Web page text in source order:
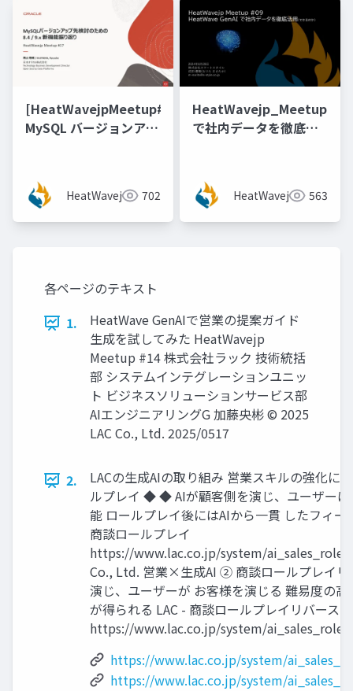
[HeatWavejpMeetup#17]
MySQL バージョンアッ
山 隆輔氏 (日本オラク
ル株式会社)]HeatWavejp 702
で社内データを徹底活
HeatWavejp 563
各ページのテキスト
1.
HeatWave GenAIで営業の提案ガイド
生成を試してみた HeatWavejp
Meetup #14 株式会社ラック 技術統括
部 システムインテグレーションユニッ
ト ビジネスソリューションサービス部
AIエンジニアリングG 加藤央彬 © 2025
LAC Co., Ltd. 2025/0517
2.
LACの生成AIの取り組み 営業スキルの強化に
ルプレイ ◆ ◆ AIが顧客側を演じ、ユーザー
能 ロールプレイ後にはAIから一貫 したフィー
商談ロールプレイ
https://www.lac.co.jp/system/
Co., Ltd. 営業×生成AI ② 商談ロールプレイ
演じ、ユーザーが お客様を演じる 難易度の
が得られる LAC - 商談ロールプレイリバース
https://www.lac.co.jp/system/
https://www.lac.co.jp/system/
https://www.lac.co.jp/system/